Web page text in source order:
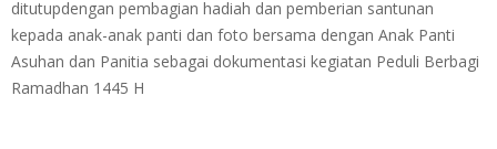
ditutupdengan pembagian hadiah dan pemberian santunan
kepada anak-anak panti dan foto bersama dengan Anak Panti
Asuhan dan Panitia sebagai dokumentasi kegiatan Peduli Berbagi
Ramadhan 1445 H